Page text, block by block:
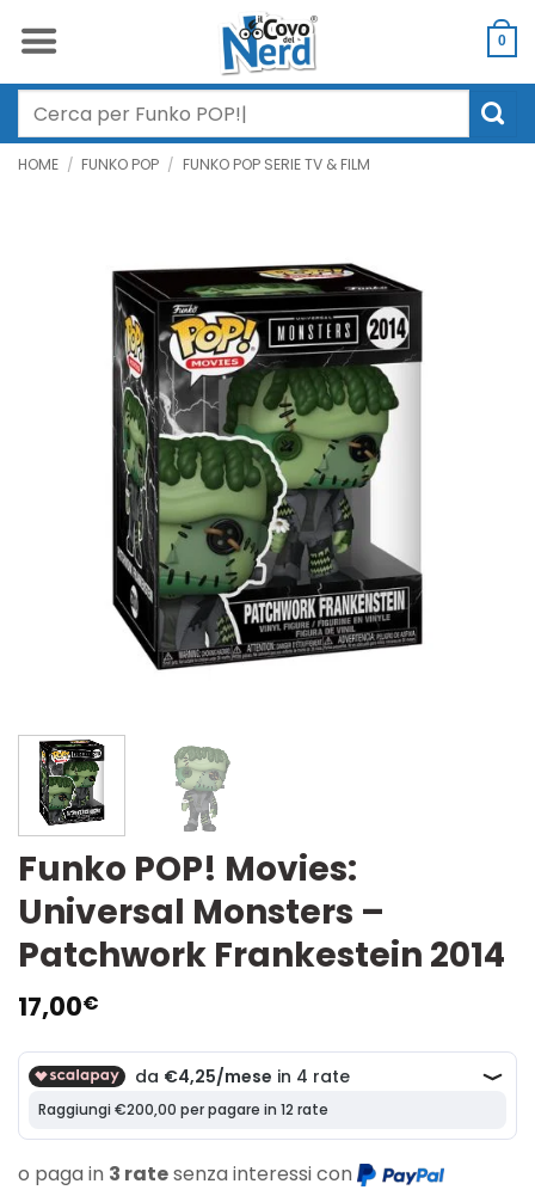
0
Cerca:
HOME / FUNKO POP / FUNKO POP SERIE TV & FILM
Funko POP! Movies:
Universal Monsters –
Patchwork Frankestein 2014
17,00€
o paga in 3 ratesenza interessi con